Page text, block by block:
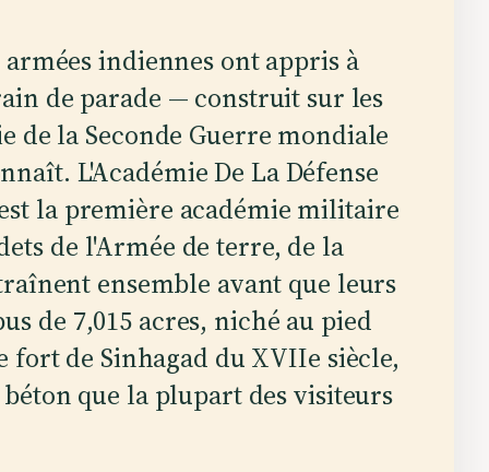
indiennes ont appris à
de parade — construit sur les
de la Seconde Guerre mondiale
L'Académie De La Défense
la première académie militaire
de l'Armée de terre, de la
ensemble avant que leurs
de 7,015 acres, niché au pied
fort de Sinhagad du XVIIe siècle,
que la plupart des visiteurs